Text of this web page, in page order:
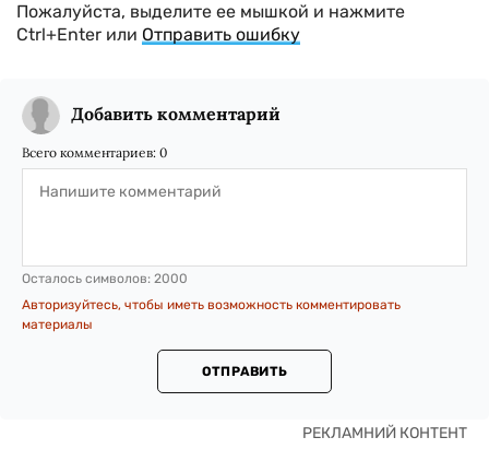
Пожалуйста, выделите ее мышкой и нажмите
Ctrl+Enter или Отправить ошибку
Добавить комментарий
Всего комментариев: 0
Осталось символов: 2000
Авторизуйтесь, чтобы иметь возможность комментировать
материалы
ОТПРАВИТЬ